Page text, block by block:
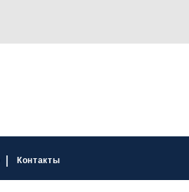
Контакты